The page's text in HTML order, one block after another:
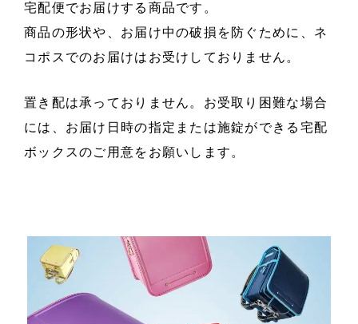
宅配便でお届けする商品です。
商品の形状や、お届け中の破損を防ぐために、ネ
コポスでのお届けはお受けしておりません。
置き配は承っておりません。お受取り困難な場合
には、お届け日時の指定または施錠ができる宅配
ボックスのご用意をお願いします。